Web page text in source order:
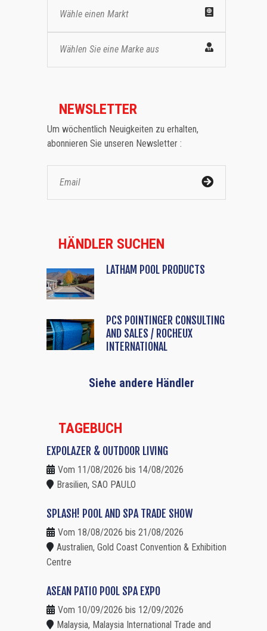
Wähle einen Markt
Wählen Sie eine Marke aus
NEWSLETTER
Um wöchentlich Neuigkeiten zu erhalten,
abonnieren Sie unseren Newsletter :
HÄNDLER SUCHEN
LATHAM POOL PRODUCTS
PCS POINTINGER CONSULTING
AND SALES / ROCHEUX
INTERNATIONAL
Siehe andere Händler
TAGEBUCH
EXPOLAZER & OUTDOOR LIVING
Vom 11/08/2026 bis 14/08/2026
Brasilien, SAO PAULO
SPLASH! POOL AND SPA TRADE SHOW
Vom 18/08/2026 bis 21/08/2026
Australien, Gold Coast Convention & Exhibition
Centre
ASEAN PATIO POOL SPA EXPO
Vom 10/09/2026 bis 12/09/2026
Malaysia, Malaysia International Trade and